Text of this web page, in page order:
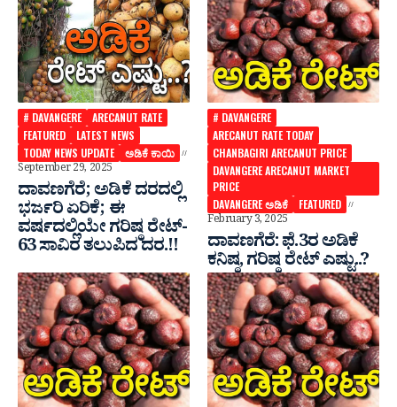
# DAVANGERE
ARECANUT RATE
FEATURED
LATEST NEWS
TODAY NEWS UPDATE
ಅಡಿಕೆ ಕಾಯಿ
September 29, 2025
ದಾವಣಗೆರೆ; ಅಡಿಕೆ‌ ದರದಲ್ಲಿ
ಭರ್ಜರಿ ಏರಿಕೆ; ಈ
ವರ್ಷದಲ್ಲಿಯೇ ಗರಿಷ್ಠ ರೇಟ್-
63 ಸಾವಿರ ತಲುಪಿದ ದರ.!!
# DAVANGERE
ARECANUT RATE TODAY
CHANBAGIRI ARECANUT PRICE
DAVANGERE ARECANUT MARKET
PRICE
DAVANGERE ಅಡಿಕೆ
FEATURED
February 3, 2025
ದಾವಣಗೆರೆ: ಫೆ.3ರ ಅಡಿಕೆ
ಕನಿಷ್ಠ, ಗರಿಷ್ಠ ರೇಟ್ ಎಷ್ಟು..?